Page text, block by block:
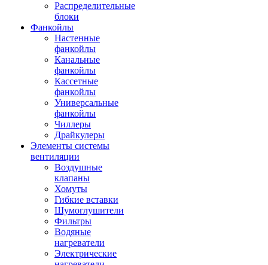
Распределительные
блоки
Фанкойлы
Настенные
фанкойлы
Канальные
фанкойлы
Кассетные
фанкойлы
Универсальные
фанкойлы
Чиллеры
Драйкулеры
Элементы системы
вентиляции
Воздушные
клапаны
Хомуты
Гибкие вставки
Шумоглушители
Фильтры
Водяные
нагреватели
Электрические